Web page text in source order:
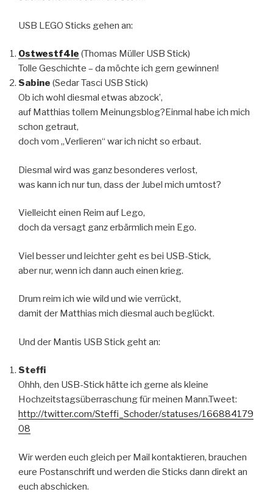
USB LEGO Sticks gehen an:
Ostwestf4le (Thomas Müller USB Stick)
Tolle Geschichte – da möchte ich gern gewinnen!
Sabine (Sedar Tasci USB Stick)
Ob ich wohl diesmal etwas abzock’,
auf Matthias tollem Meinungsblog?Einmal habe ich mich
schon getraut,
doch vom „Verlieren“ war ich nicht so erbaut.
Diesmal wird was ganz besonderes verlost,
was kann ich nur tun, dass der Jubel mich umtost?
Vielleicht einen Reim auf Lego,
doch da versagt ganz erbärmlich mein Ego.
Viel besser und leichter geht es bei USB-Stick,
aber nur, wenn ich dann auch einen krieg.
Drum reim ich wie wild und wie verrückt,
damit der Matthias mich diesmal auch beglückt.
Und der Mantis USB Stick geht an:
Steffi
Ohhh, den USB-Stick hätte ich gerne als kleine
Hochzeitstagsüberraschung für meinen Mann.Tweet:
http://twitter.com/Steffi_Schoder/statuses/166884179
08
Wir werden euch gleich per Mail kontaktieren, brauchen
eure Postanschrift und werden die Sticks dann direkt an
euch abschicken.